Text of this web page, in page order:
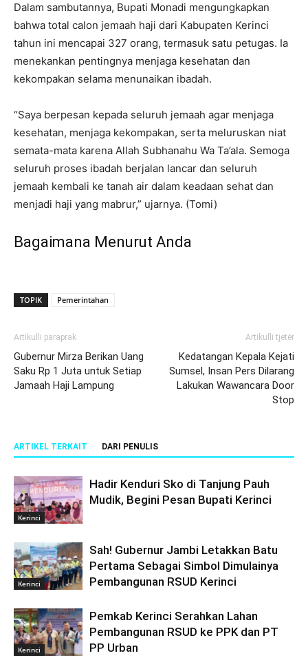
Dalam sambutannya, Bupati Monadi mengungkapkan
bahwa total calon jemaah haji dari Kabupaten Kerinci
tahun ini mencapai 327 orang, termasuk satu petugas. Ia
menekankan pentingnya menjaga kesehatan dan
kekompakan selama menunaikan ibadah.
“Saya berpesan kepada seluruh jemaah agar menjaga
kesehatan, menjaga kekompakan, serta meluruskan niat
semata-mata karena Allah Subhanahu Wa Ta’ala. Semoga
seluruh proses ibadah berjalan lancar dan seluruh
jemaah kembali ke tanah air dalam keadaan sehat dan
menjadi haji yang mabrur,” ujarnya. (Tomi)
Bagaimana Menurut Anda
TOPIK Pemerintahan
Artikulli paraprak
Gubernur Mirza Berikan Uang
Saku Rp 1 Juta untuk Setiap
Jamaah Haji Lampung
Artikulli tjetër
Kedatangan Kepala Kejati
Sumsel, Insan Pers Dilarang
Lakukan Wawancara Door
Stop
ARTIKEL TERKAIT DARI PENULIS
Kerinci
Hadir Kenduri Sko di Tanjung Pauh
Mudik, Begini Pesan Bupati Kerinci
Kerinci
Sah! Gubernur Jambi Letakkan Batu
Pertama Sebagai Simbol Dimulainya
Pembangunan RSUD Kerinci
Kerinci
Pemkab Kerinci Serahkan Lahan
Pembangunan RSUD ke PPK dan PT
PP Urban